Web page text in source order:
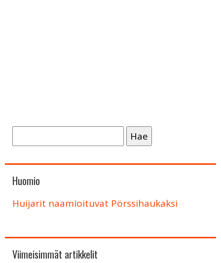
Huomio
Huijarit naamioituvat Pörssihaukaksi
Viimeisimmät artikkelit